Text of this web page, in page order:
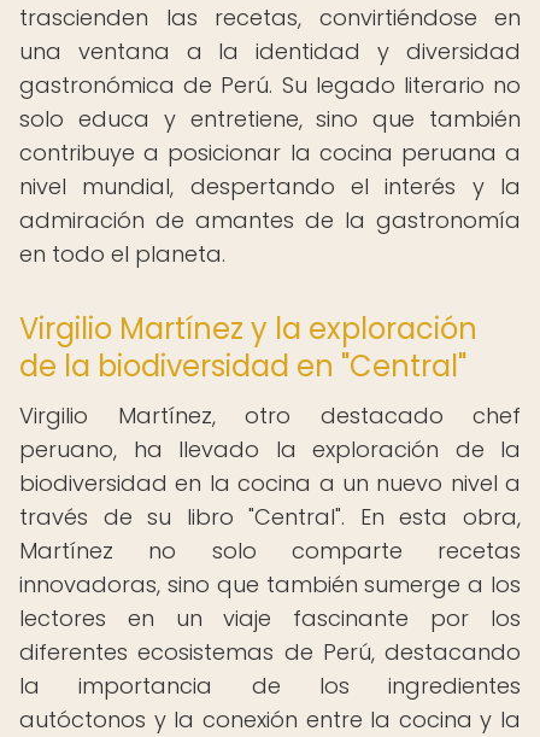
trascienden las recetas, convirtiéndose en
una ventana a la identidad y diversidad
gastronómica de Perú. Su legado literario no
solo educa y entretiene, sino que también
contribuye a posicionar la cocina peruana a
nivel mundial, despertando el interés y la
admiración de amantes de la gastronomía
en todo el planeta.
Virgilio Martínez y la exploración
de la biodiversidad en "Central"
Virgilio Martínez, otro destacado chef
peruano, ha llevado la exploración de la
biodiversidad en la cocina a un nuevo nivel a
través de su libro "Central". En esta obra,
Martínez no solo comparte recetas
innovadoras, sino que también sumerge a los
lectores en un viaje fascinante por los
diferentes ecosistemas de Perú, destacando
la importancia de los ingredientes
autóctonos y la conexión entre la cocina y la